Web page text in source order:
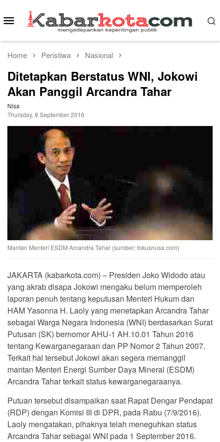
to
content
Mobile
Menu
Home Peristiwa Nasional
Ditetapkan Berstatus WNI, Jokowi
Akan Panggil Arcandra Tahar
Nisa
Thursday, 8 September 2016
Mantan Menteri ESDM Arcandra Tahar (sumber: fokusnusa.com)
JAKARTA (kabarkota.com) – Presiden Joko Widodo atau
yang akrab disapa Jokowi mengaku belum memperoleh
laporan penuh tentang keputusan Menteri Hukum dan
HAM Yasonna H. Laoly yang menetapkan Arcandra Tahar
sebagai Warga Negara Indonesia (WNI) berdasarkan Surat
Putusan (SK) bernomor AHU-1 AH.10.01 Tahun 2016
tentang Kewarganegaraan dan PP Nomor 2 Tahun 2007.
Terkait hal tersebut Jokowi akan segera memanggil
mantan Menteri Energi Sumber Daya Mineral (ESDM)
Arcandra Tahar terkait status kewarganegaraanya.
Putuan tersebut disampaikan saat Rapat Dengar Pendapat
(RDP) dengan Komisi III di DPR, pada Rabu (7/9/2016).
Laoly mengatakan, pihaknya telah meneguhkan status
Arcandra Tahar sebagai WNI pada 1 September 2016.